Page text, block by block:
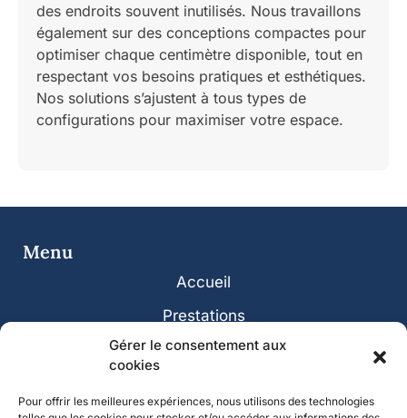
Gérer le consentement aux
cookies
Pour offrir les meilleures expériences, nous utilisons des technologies
des endroits souvent inutilisés. Nous travaillons
également sur des conceptions compactes pour
optimiser chaque centimètre disponible, tout en
respectant vos besoins pratiques et esthétiques.
Nos solutions s’ajustent à tous types de
configurations pour maximiser votre espace.
Menu
Accueil
Prestations
Réalisations